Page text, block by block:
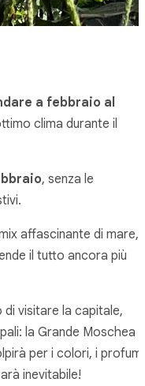
a febbraio al
clima durante il
, senza le
affascinante di mare,
il tutto ancora più
di visitare la capitale,
la Grande Moschea e
per i colori, i profumi
inevitabile!